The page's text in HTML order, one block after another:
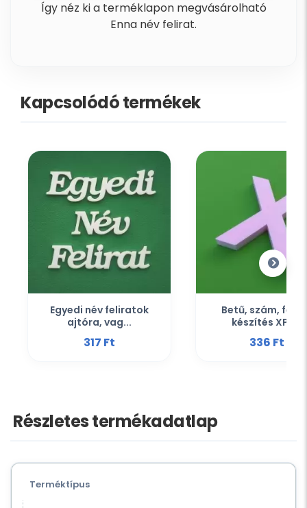
Így néz ki a terméklapon megvásárolható
Enna név felirat.
Kapcsolódó termékek
Egyedi név feliratok
ajtóra, vag...
317 Ft‎
Betű, szám,
készítés XPS...
336 Ft‎
Részletes termékadatlap
Terméktípus